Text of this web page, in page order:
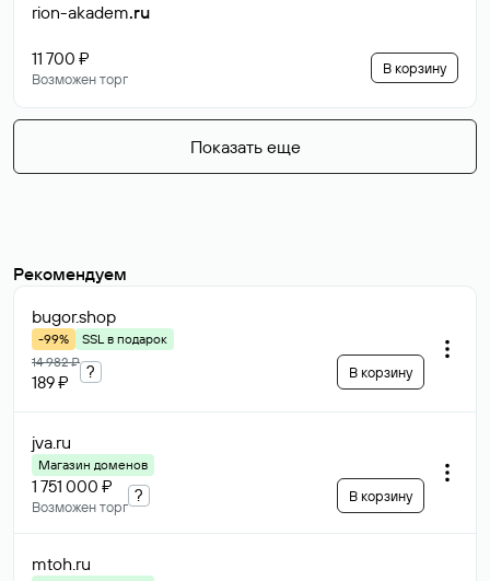
rion-akadem.ru
11 700 ₽
Возможен торг
В корзину
Показать еще
Рекомендуем
bugor.shop
-99%
SSL в подарок
14 982 ₽
189 ₽
? В корзину
jva.ru
Магазин доменов
1 751 000 ₽
Возможен торг
? В корзину
mtoh.ru